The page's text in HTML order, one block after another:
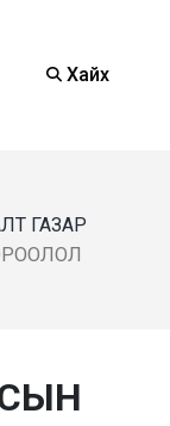
Хайх
ГАЗАР